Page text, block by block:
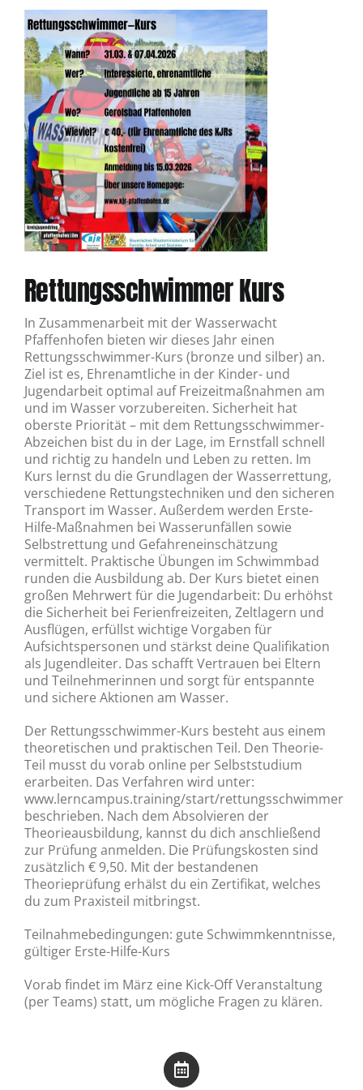
Rettungsschwimmer Kurs
In Zusammenarbeit mit der Wasserwacht
Pfaffenhofen bieten wir dieses Jahr einen
Rettungsschwimmer-Kurs (bronze und silber) an.
Ziel ist es, Ehrenamtliche in der Kinder- und
Jugendarbeit optimal auf Freizeitmaßnahmen am
und im Wasser vorzubereiten. Sicherheit hat
oberste Priorität – mit dem Rettungsschwimmer-
Abzeichen bist du in der Lage, im Ernstfall schnell
und richtig zu handeln und Leben zu retten. Im
Kurs lernst du die Grundlagen der Wasserrettung,
verschiedene Rettungstechniken und den sicheren
Transport im Wasser. Außerdem werden Erste-
Hilfe-Maßnahmen bei Wasserunfällen sowie
Selbstrettung und Gefahreneinschätzung
vermittelt. Praktische Übungen im Schwimmbad
runden die Ausbildung ab. Der Kurs bietet einen
großen Mehrwert für die Jugendarbeit: Du erhöhst
die Sicherheit bei Ferienfreizeiten, Zeltlagern und
Ausflügen, erfüllst wichtige Vorgaben für
Aufsichtspersonen und stärkst deine Qualifikation
als Jugendleiter. Das schafft Vertrauen bei Eltern
und Teilnehmerinnen und sorgt für entspannte
und sichere Aktionen am Wasser.
Der Rettungsschwimmer-Kurs besteht aus einem
theoretischen und praktischen Teil. Den Theorie-
Teil musst du vorab online per Selbststudium
erarbeiten. Das Verfahren wird unter:
www.lerncampus.training/start/rettungsschwimmer
beschrieben. Nach dem Absolvieren der
Theorieausbildung, kannst du dich anschließend
zur Prüfung anmelden. Die Prüfungskosten sind
zusätzlich € 9,50. Mit der bestandenen
Theorieprüfung erhälst du ein Zertifikat, welches
du zum Praxisteil mitbringst.
Teilnahmebedingungen: gute Schwimmkenntnisse,
gültiger Erste-Hilfe-Kurs
Vorab findet im März eine Kick-Off Veranstaltung
(per Teams) statt, um mögliche Fragen zu klären.